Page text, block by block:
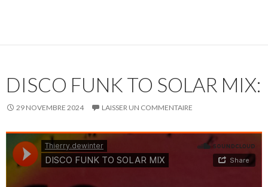
DISCO FUNK TO SOLAR MIX:
29 NOVEMBRE 2024 LAISSER UN COMMENTAIRE